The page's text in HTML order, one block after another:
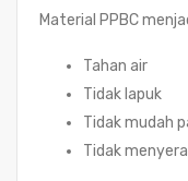
Material PPBC
Tahan air
Tidak lapuk
Tidak mudah
Tidak